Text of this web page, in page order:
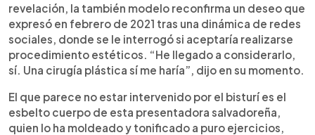
revelación, la también modelo reconfirma un deseo que
expresó en febrero de 2021 tras una dinámica de redes
sociales, donde se le interrogó si aceptaría realizarse
procedimiento estéticos. “He llegado a considerarlo,
sí. Una cirugía plástica sí me haría”, dijo en su momento.
El que parece no estar intervenido por el bisturí es el
esbelto cuerpo de esta presentadora salvadoreña,
quien lo ha moldeado y tonificado a puro ejercicios,